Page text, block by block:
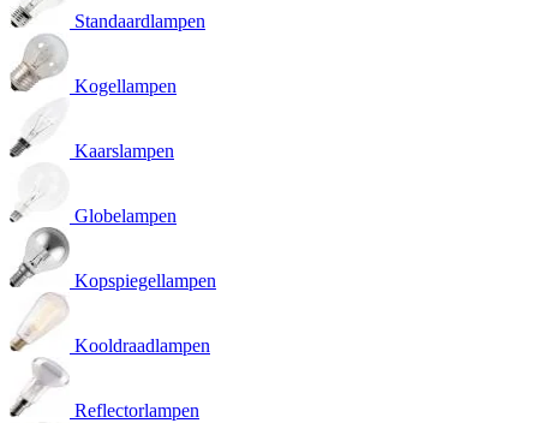
Standaardlampen
Kogellampen
Kaarslampen
Globelampen
Kopspiegellampen
Kooldraadlampen
Reflectorlampen